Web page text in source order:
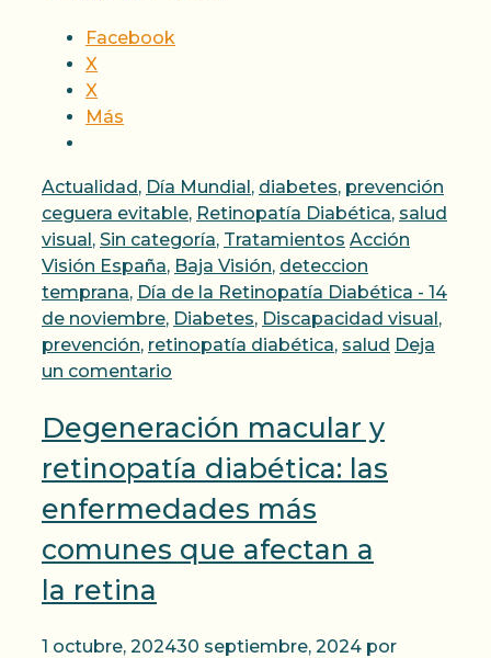
Facebook
X
X
Más
Categorías
Actualidad , Día Mundial , diabetes, prevención
ceguera evitable, Retinopatía Diabética, salud
visual , Sin categoría, Tratamientos Etiquetas
Acción
Visión España, Baja Visión, deteccion
temprana, Día de la Retinopatía Diabética - 14
de noviembre, Diabetes, Discapacidad visual ,
prevención, retinopatía diabética, salud Deja
un comentario
Degeneración macular y
retinopatía diabética: las
enfermedades más
comunes que afectan a
la retina
1 octubre, 202430 septiembre, 2024 por